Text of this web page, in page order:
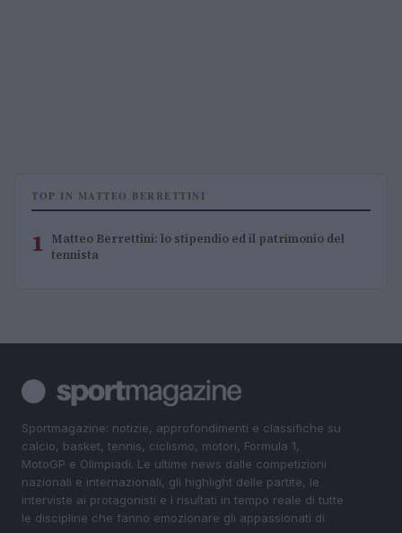
TOP IN MATTEO BERRETTINI
1 Matteo Berrettini: lo stipendio ed il patrimonio del
tennista
Sportmagazine: notizie, approfondimenti e classifiche su
calcio, basket, tennis, ciclismo, motori, Formula 1,
MotoGP e Olimpiadi. Le ultime news dalle competizioni
nazionali e internazionali, gli highlight delle partite, le
interviste ai protagonisti e i risultati in tempo reale di tutte
le discipline che fanno emozionare gli appassionati di